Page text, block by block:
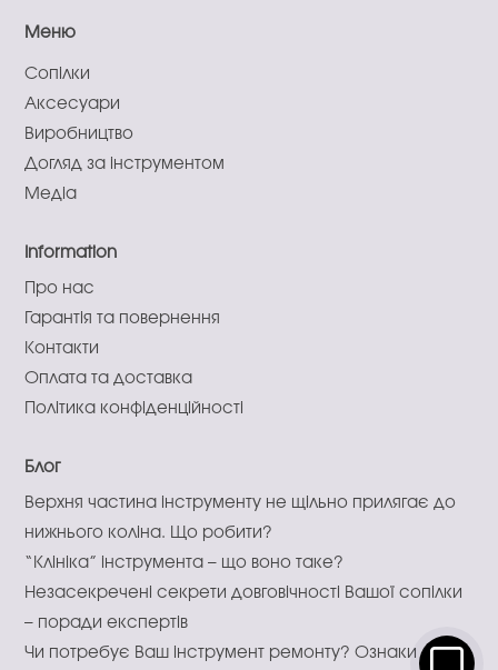
Меню
Сопілки
Аксесуари
Виробництво
Догляд за інструментом
Медіа
Information
Про нас
Гарантія та повернення
Контакти
Оплата та доставка
Політика конфіденційності
Блог
Верхня частина інструменту не щільно прилягає до
нижнього коліна. Що робити?
“Клініка” інструмента – що воно таке?
Незасекречені секрети довговічності Вашої сопілки
– поради експертів
Чи потребує Ваш інструмент ремонту? Ознаки